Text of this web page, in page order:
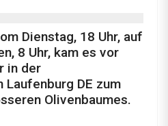
Dienstag, 18 Uhr, auf
8 Uhr, kam es vor
in der
DE zum
Olivenbaumes.